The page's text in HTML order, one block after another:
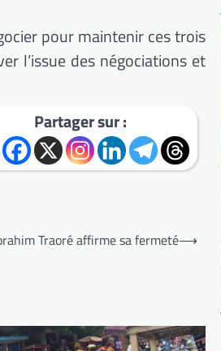
pour maintenir ces trois
l’issue des négociations et
Partager sur :
Traoré affirme sa fermeté⟶